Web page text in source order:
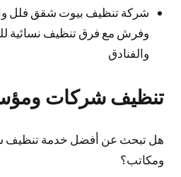
شركة تنظيف بيوت شقق فلل
وفرش مع فرق تنظيف نسائية
والفنادق
تنظيف شركات
هل تبحث عن أفضل خدمة
ومكاتب؟